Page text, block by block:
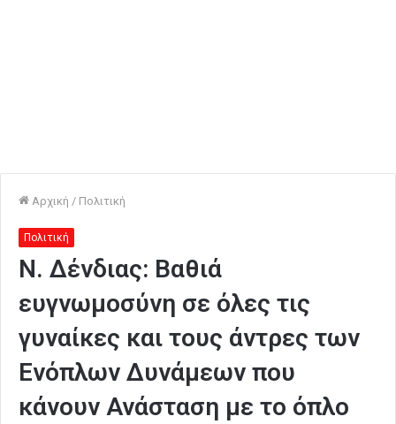
Αρχική / Πολιτική
Πολιτική
Ν. Δένδιας: Βαθιά
ευγνωμοσύνη σε όλες τις
γυναίκες και τους άντρες των
Ενόπλων Δυνάμεων που
κάνουν Ανάσταση με το όπλο